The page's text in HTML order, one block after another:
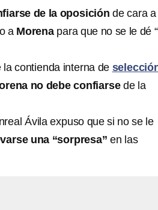
de la oposición de cara
a Morenapara que no se le dé
contienda interna de
no debe confiarsede la
Ávila expuso que si no se le
una “sorpresa” en las